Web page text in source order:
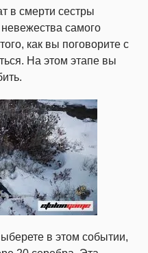
в смерти сестры
самого
как вы поговорите с
На этом этапе вы
в этом событии,